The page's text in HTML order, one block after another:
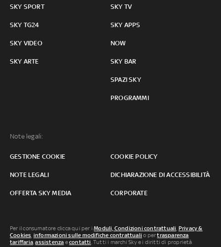
SKY SPORT
SKY TG24
SKY VIDEO
SKY ARTE
SKY TV
SKY APPS
NOW
SKY BAR
SPAZI SKY
PROGRAMMI
Note legali:
GESTIONE COOKIE COOKIE POLICY
NOTE LEGALI DICHIARAZIONE DI ACCESSIBILITÀ
OFFERTA SKY MEDIA CORPORATE
Per il consumatore clicca qui per iModuli, Condizioni contrattuali, Privacy &
Cookies, informazioni sulle modifiche contrattuali o pertrasparenza
tariffaria,assistenza econtatti. Tutti i marchi Sky e i diritti di proprietà